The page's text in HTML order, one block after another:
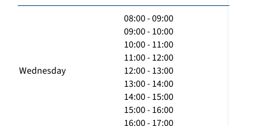
Wednesday
08:00 - 09:00
09:00 - 10:00
10:00 - 11:00
11:00 - 12:00
12:00 - 13:00
13:00 - 14:00
14:00 - 15:00
15:00 - 16:00
16:00 - 17:00